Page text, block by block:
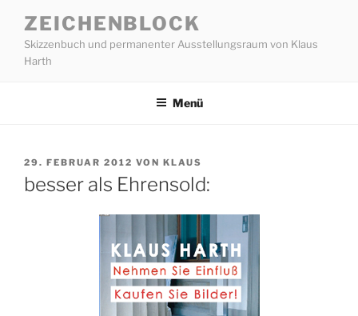
Inhalt
springen
ZEICHENBLOCK
Skizzenbuch und permanenter Ausstellungsraum von Klaus
Harth
Menü
VERÖFFENTLICHT
AM
29. FEBRUAR 2012 VON KLAUS
besser als Ehrensold: